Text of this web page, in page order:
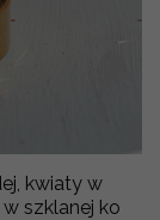
kwiaty w
szklanej ko